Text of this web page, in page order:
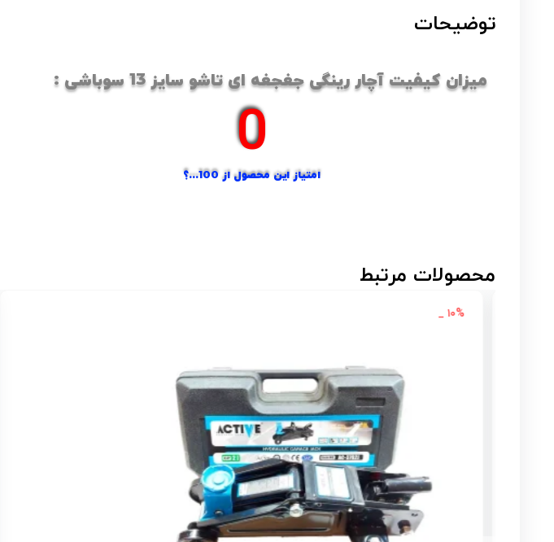
توضیحات
میزان کیفیت آچار رینگی جغجغه ای تاشو سایز 13 سوباشی :
امتیاز این محصول از 100...؟
0
محصولات مرتبط
۱۰% _